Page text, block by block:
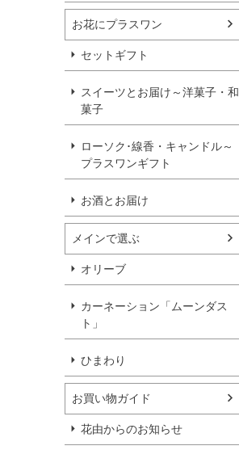
お花にプラスワン
セットギフト
スイーツとお届け～洋菓子・和
菓子
ローソク･線香・キャンドル～
プラスワンギフト
お酒とお届け
メインで選ぶ
オリーブ
カーネーション「ムーンダス
ト」
ひまわり
お買い物ガイド
花由からのお知らせ